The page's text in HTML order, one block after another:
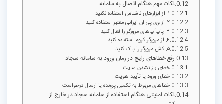
نکات مهم هنگام اتصال به سامانه
۱. از ابزارهای ناشناس استفاده نکنید
۲. از وی پی ان ایرانی معتبر استفاده کنید
۳. پاپ‌آپ‌های مرورگر را فعال کنید
۴. از مرورگر کروم استفاده کنید
۵. کش مرورگر را پاک کنید
رفع خطاهای رایج در زمان ورود به سامانه سجاد
خطای باز نشدن سایت
خطای ورود یا تأیید هویت
خطاهای مربوط به تکمیل پرونده یا ارسال درخواست
نکات امنیتی هنگام استفاده از سامانه سجاد در خارج از